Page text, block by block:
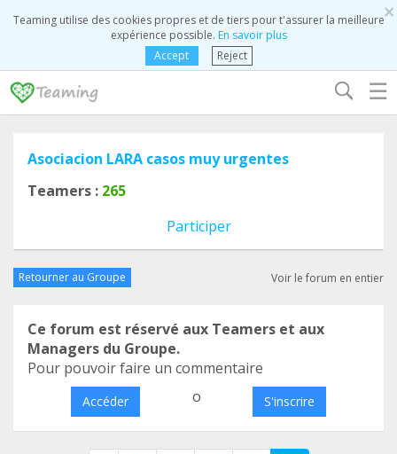
×
Teaming utilise des cookies propres et de tiers pour t'assurer la meilleure
expérience possible. En savoir plus
Accept
Reject
☰
Asociacion LARA casos muy urgentes
Teamers : 265
Participer
Retourner au Groupe Voir le forum en entier
Ce forum est réservé aux Teamers et aux
Managers du Groupe.
Pour pouvoir faire un commentaire
Accéder o S'inscrire